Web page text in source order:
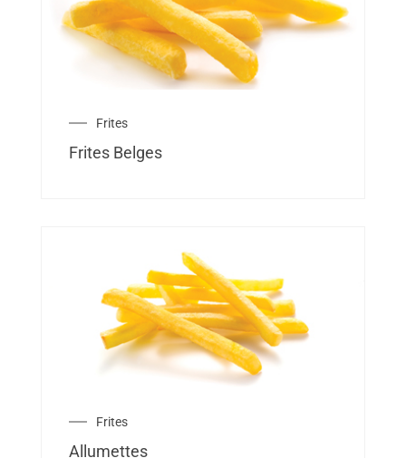
Frites
Frites Belges
Frites
Allumettes